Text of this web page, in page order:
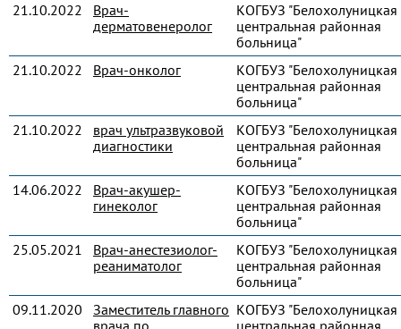
21.10.2022
Врач-
дерматовенеролог
КОГБУЗ "Белохолуницкая
центральная районная
больница"
21.10.2022
Врач-онколог
КОГБУЗ "Белохолуницкая
центральная районная
больница"
21.10.2022
врач ультразвуковой
диагностики
КОГБУЗ "Белохолуницкая
центральная районная
больница"
14.06.2022
Врач-акушер-
гинеколог
КОГБУЗ "Белохолуницкая
центральная районная
больница"
25.05.2021
Врач-анестезиолог-
реаниматолог
КОГБУЗ "Белохолуницкая
центральная районная
больница"
09.11.2020
Заместитель главного
врача по
КОГБУЗ "Белохолуницкая
центральная районная